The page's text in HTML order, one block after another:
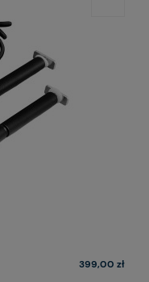
399,00 zł